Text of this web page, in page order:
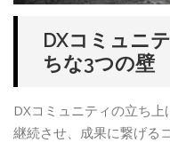
DXコミュニ
ちな3つの壁
DXコミュニティの立ち
継続させ、成果に繋げる